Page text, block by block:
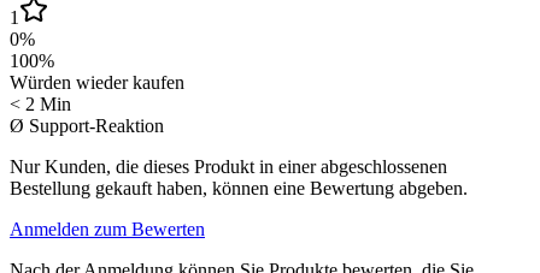
1
0%
100%
Würden wieder kaufen
< 2 Min
Ø Support-Reaktion
Nur Kunden, die dieses Produkt in einer abgeschlossenen
Bestellung gekauft haben, können eine Bewertung abgeben.
Anmelden zum Bewerten